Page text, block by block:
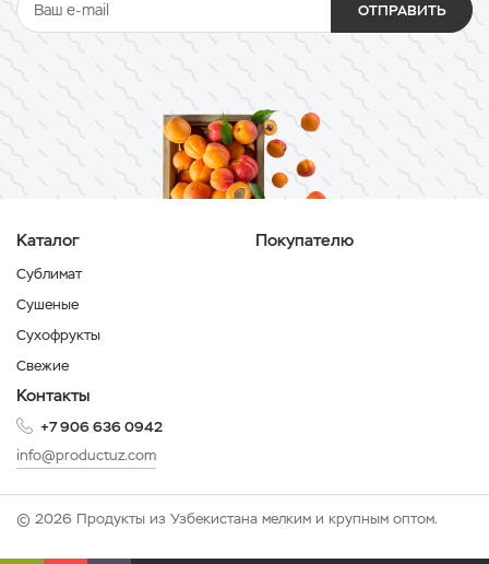
ОТПРАВИТЬ
Каталог
Сублимат
Сушеные
Сухофрукты
Свежие
Покупателю
Контакты
+7 906 636 0942
info@productuz.com
© 2026 Продукты из Узбекистана мелким и крупным оптом.